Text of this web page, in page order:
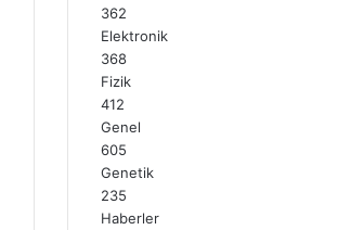
362
Elektronik
368
Fizik
412
Genel
605
Genetik
235
Haberler